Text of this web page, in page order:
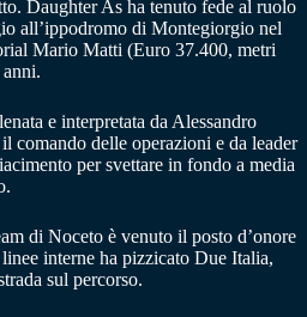
Daughter As ha tenuto fede al ruolo
all’ippodromo di Montegiorgio nel
Mario Matti (Euro 37.400, metri
e interpretata da Alessandro
comando delle operazioni e da leader
per svettare in fondo a media
di Noceto è venuto il posto d’onore
interne ha pizzicato Due Italia,
sul percorso.